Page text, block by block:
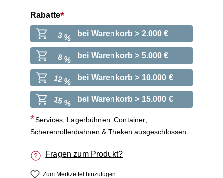
Rabatte
3 % bei Warenkorb > 2.000 €
8 % bei Warenkorb > 5.000 €
12 % bei Warenkorb > 10.000 €
15 % bei Warenkorb > 15.000 €
Services, Lagerbühnen, Container,
Scherenrollenbahnen & Theken ausgeschlossen
Fragen zum Produkt?
Zum Merkzettel hinzufügen